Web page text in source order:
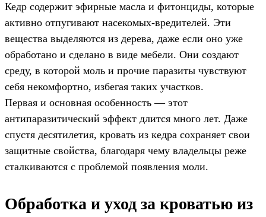
Кедр содержит эфирные масла и фитонциды, которые
активно отпугивают насекомых-вредителей. Эти
вещества выделяются из дерева, даже если оно уже
обработано и сделано в виде мебели. Они создают
среду, в которой моль и прочие паразиты чувствуют
себя некомфортно, избегая таких участков.
Первая и основная особенность — этот
антипаразитический эффект длится много лет. Даже
спустя десятилетия, кровать из кедра сохраняет свои
защитные свойства, благодаря чему владельцы реже
сталкиваются с проблемой появления моли.
Обработка и уход за кроватью из